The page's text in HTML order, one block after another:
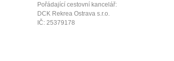
Pořádající cestovní kancelář:
DCK Rekrea Ostrava s.r.o.
IČ: 25379178